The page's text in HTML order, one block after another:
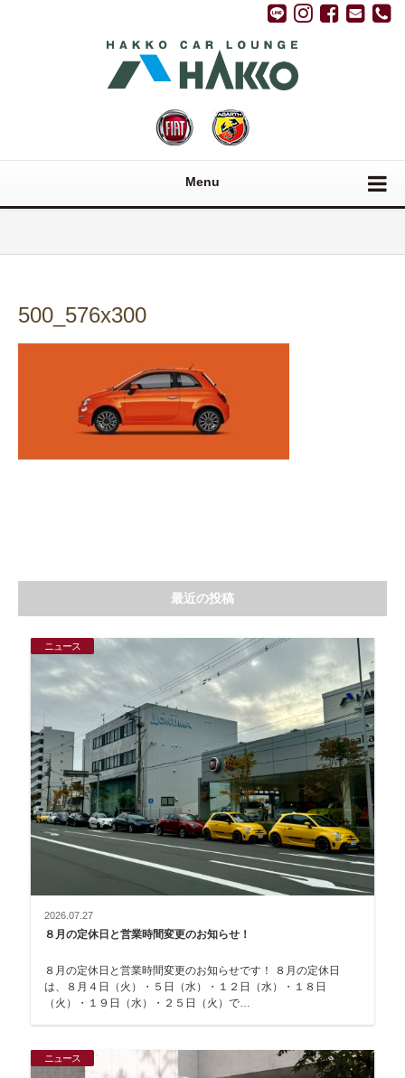
Menu
500_576x300
最近の投稿
ニュース
2026.07.27
８月の定休日と営業時間変更のお知らせ！
８月の定休日と営業時間変更のお知らせです！ ８月の定休日
は、８月４日（火）・５日（水）・１２日（水）・１８日
（火）・１９日（水）・２５日（火）で…
ニュース